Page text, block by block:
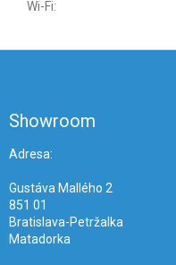
Wi-Fi:
Showroom
Adresa:
Gustáva Mallého 2
851 01
Bratislava-Petržalka
Matadorka